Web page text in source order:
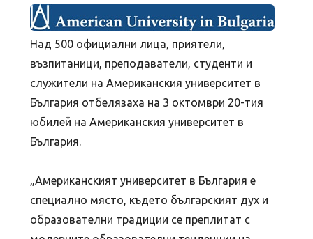
Над 500 официални лица, приятели,
възпитаници, преподаватели, студенти и
служители на Американския университет в
България отбелязаха на 3 октомври 20-тия
юбилей на Американския университет в
България.
„Американският университет в България е
специално място, където българският дух и
образователни традиции се преплитат с